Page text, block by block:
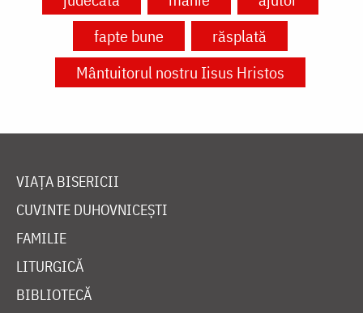
fapte bune
răsplată
Mântuitorul nostru Iisus Hristos
VIAȚA BISERICII
CUVINTE DUHOVNICEȘTI
FAMILIE
LITURGICĂ
BIBLIOTECĂ